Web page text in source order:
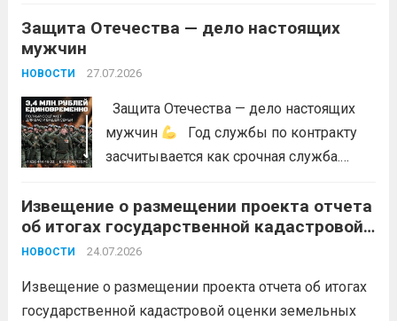
Защита Отечества — дело настоящих
мужчин
НОВОСТИ 27.07.2026
Защита Отечества — дело настоящих
мужчин
Год службы по контракту
засчитывается как срочная служба.
невозможен без вашего согласия,
увольнение по окончании срока
гарантировано. Регион предоставляет
бойцам множество мер поддержки:
3,4 млн рублей единовременно;...
Извещение о размещении проекта отчета
об итогах государственной кадастровой
оценки земельных участков на
году
НОВОСТИ 24.07.2026
Извещение о размещении проекта отчета об итогах
государственной кадастровой оценки земельных